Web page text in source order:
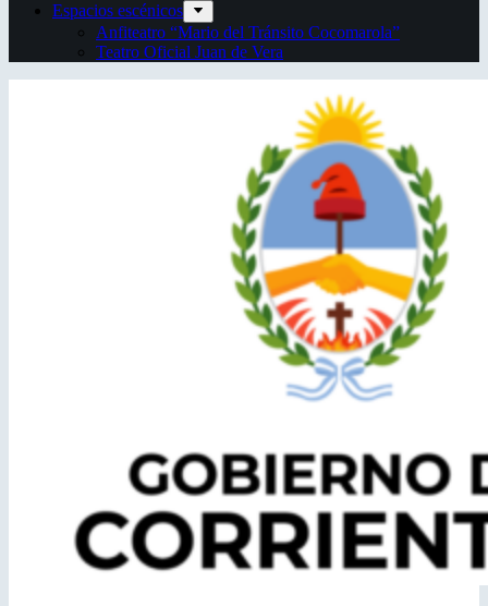
Espacios escénicos
Anfiteatro “Mario del Tránsito Cocomarola”
Teatro Oficial Juan de Vera